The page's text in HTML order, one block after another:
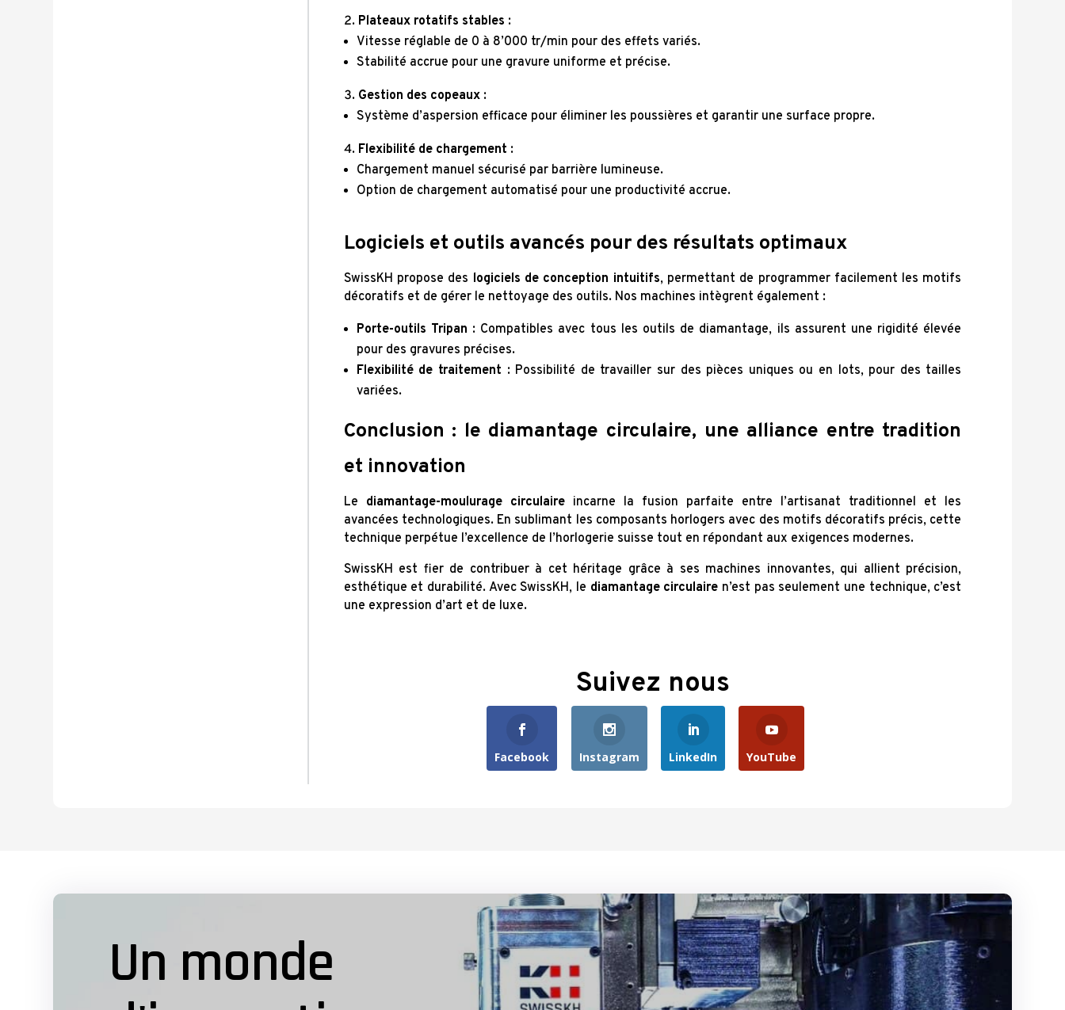
Plateaux rotatifs stables :
Vitesse réglable de 0 à 8’000 tr/min pour des effets variés.
Stabilité accrue pour une gravure uniforme et précise.
Gestion des copeaux:
Système d’aspersion efficace pour éliminer les poussières et garantir une surface propre.
Flexibilité de chargement :
Chargement manuel sécurisé par barrière lumineuse.
Option de chargement automatisé pour une productivité accrue.
Logiciels et outils avancés pour des résultats optimaux
SwissKH propose des logiciels de conception intuitifs, permettant de programmer facilement les motifs
décoratifs et de gérer le nettoyage des outils. Nos machines intègrent également :
Porte-outils Tripan : Compatibles avec tous les outils de diamantage, ils assurent une rigidité élevée
pour des gravures précises.
Flexibilité de traitement : Possibilité de travailler sur des pièces uniques ou en lots, pour des tailles
variées.
Conclusion : le diamantage circulaire, une alliance entre tradition
et innovation
Le diamantage-moulurage circulaireincarne la fusion parfaite entre l’artisanat traditionnel et les
avancées technologiques. En sublimant les composants horlogers avec des motifs décoratifs précis, cette
technique perpétue l’excellence de l’horlogerie suisse tout en répondant aux exigences modernes.
SwissKH est fier de contribuer à cet héritage grâce à ses machines innovantes, qui allient précision,
esthétique et durabilité. Avec SwissKH, le diamantage circulaire n’est pas seulement une technique, c’est
une expression d’art et de luxe.
Suivez nous
Facebook Instagram LinkedIn YouTube
Un monde